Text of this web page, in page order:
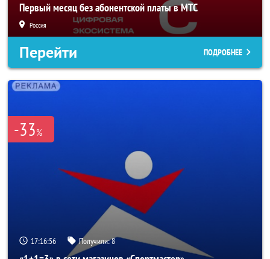
Первый месяц без абонентской платы в МТС
Россия
Перейти ПОДРОБНЕЕ
-33%
17:16:55 Получили:8